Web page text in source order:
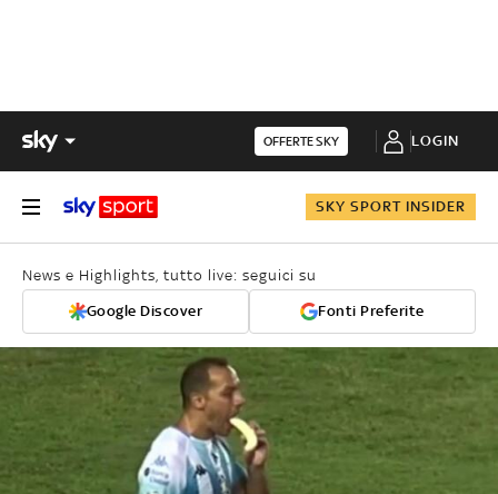
OFFERTE SKY LOGIN
SKY SPORT INSIDER
News e Highlights, tutto live: seguici su
Google Discover Fonti Preferite